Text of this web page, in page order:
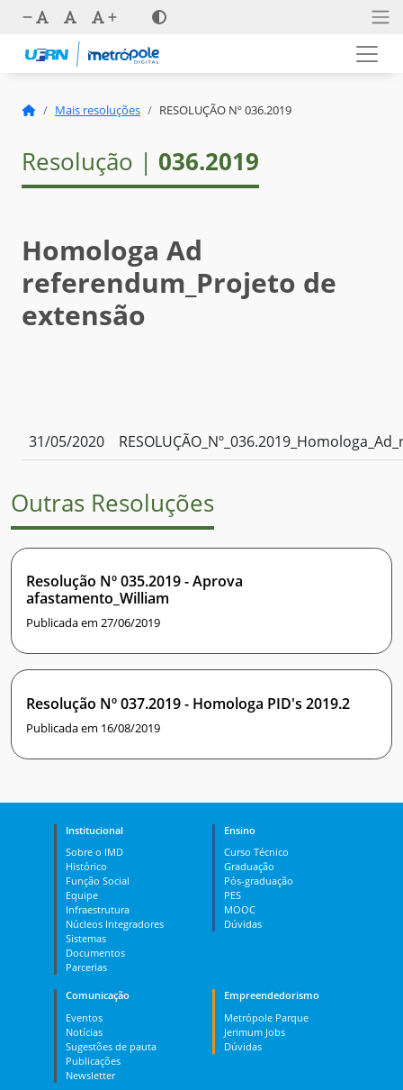
Mais resoluções RESOLUÇÃO Nº 036.2019
Resolução | 036.2019
Homologa Ad
referendum_Projeto de
extensão
31/05/2020
Outras Resoluções
Resolução Nº 035.2019 - Aprova
afastamento_William
Publicada em 27/06/2019
Resolução Nº 037.2019 - Homologa PID's 2019.2
Publicada em 16/08/2019
Institucional
Sobre o IMD
Histórico
Função Social
Equipe
Infraestrutura
Núcleos Integradores
Sistemas
Documentos
Parcerias
Ensino
Curso Técnico
Graduação
Pós-graduação
PES
MOOC
Dúvidas
Comunicação
Eventos
Notícias
Sugestões de pauta
Publicações
Newsletter
Empreendedorismo
Metrópole Parque
Jerimum Jobs
Dúvidas